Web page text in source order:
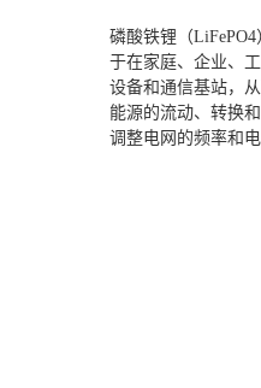
磷酸铁锂（
于在家庭、企业、
设备和通信基站，
能源的流动、转换
调整电网的频率和